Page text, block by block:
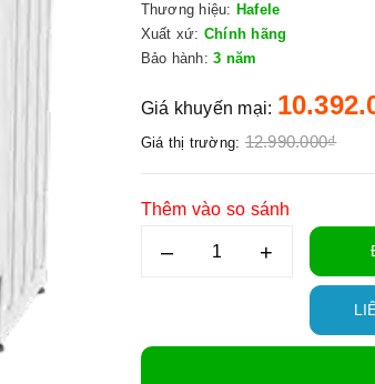
Thương hiệu: Hafele
Xuất xứ: Chính hãng
Bảo hành: 3 năm
Giá khuyến mại:
Giá thị trường: 12.990.000₫
Thêm vào so sánh
– +